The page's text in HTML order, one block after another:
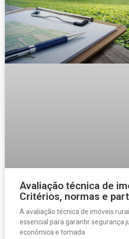
Avaliação técnica de
Critérios, normas e
A avaliação técnica de imóveis
essencial para garantir segurança
econômica e tomada